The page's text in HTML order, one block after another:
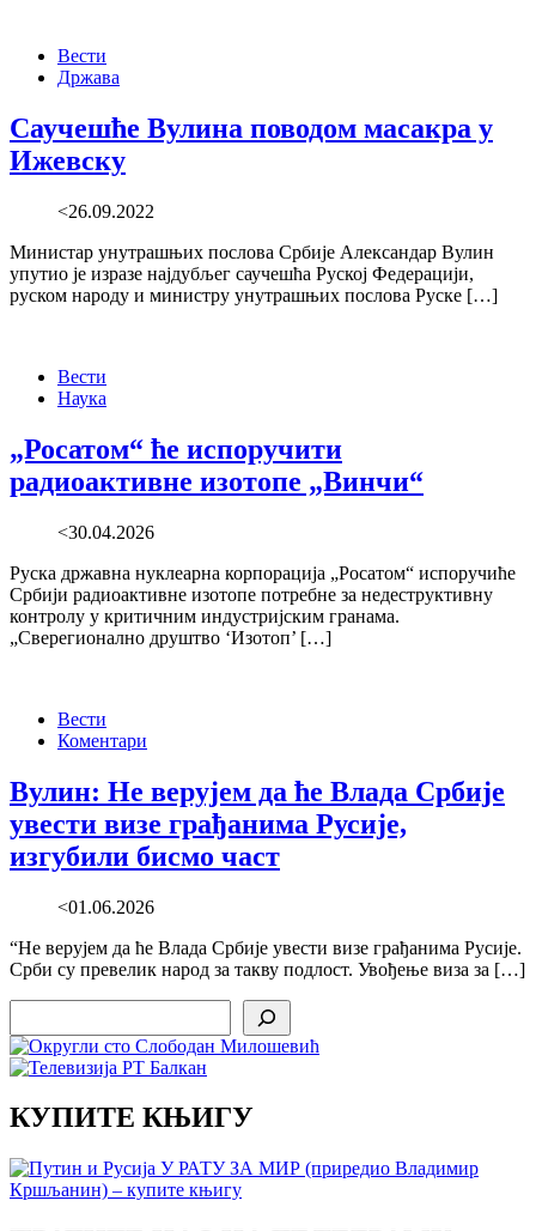
Вести
Држава
Саучешће Вулина поводом масакра у
Ижевску
<26.09.2022
Министар унутрашњих послова Србије Александар Вулин
упутио је изразе најдубљег саучешћа Руској Федерацији,
руском народу и министру унутрашњих послова Руске […]
Вести
Наука
„Росатом“ ће испоручити
радиоактивне изотопе „Винчи“
<30.04.2026
Руска државна нуклеарна корпорација „Росатом“ испоручиће
Србији радиоактивне изотопе потребне за недеструктивну
контролу у критичним индустријским гранама.
„Сверегионално друштво ‘Изотоп’ […]
Вести
Коментари
Вулин: Не верујем да ће Влада Србије
увести визе грађанима Русије,
изгубили бисмо част
<01.06.2026
“Не верујем да ће Влада Србије увести визе грађанима Русије.
Срби су превелик народ за такву подлост. Увођење виза за […]
КУПИТЕ КЊИГУ